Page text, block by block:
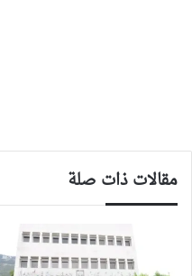
مقالات ذات صلة